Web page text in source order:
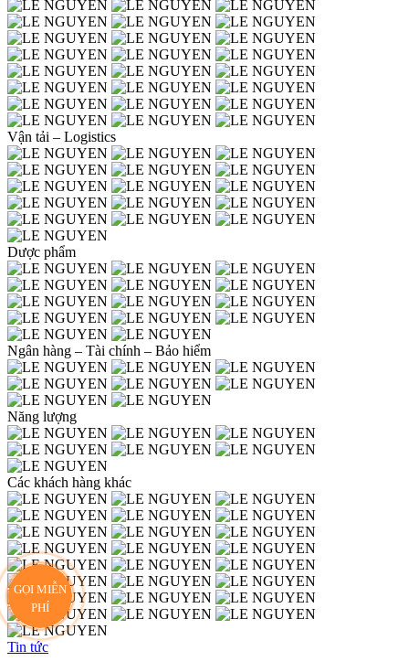
Vận tải – Logistics
Dược phẩm
Ngân hàng – Tài chính – Bảo hiểm
Năng lượng
Các khách hàng khác
Tin tức
GỌI MIỄN
PHÍ